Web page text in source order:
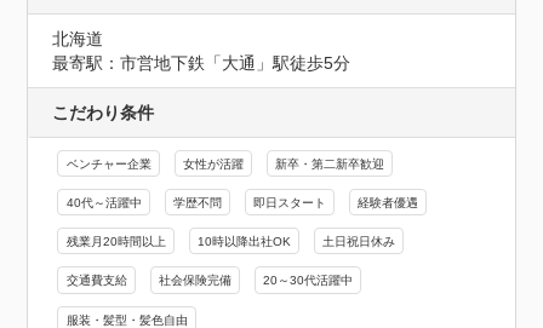
北海道
最寄駅：市営地下鉄「大通」駅徒歩5分
こだわり条件
ベンチャー企業 女性が活躍 新卒・第二新卒歓迎
40代～活躍中 学歴不問 即日スタート 経験者優遇
残業月20時間以上 10時以降出社OK 土日祝日休み
交通費支給 社会保険完備 20～30代活躍中
服装・髪型・髪色自由